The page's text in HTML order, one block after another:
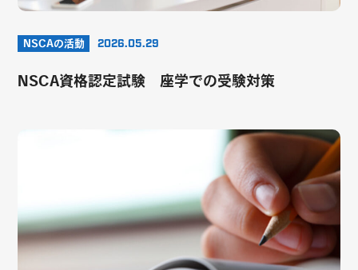
NSCAの活動 2026.05.29
NSCA資格認定試験 座学での受験対策